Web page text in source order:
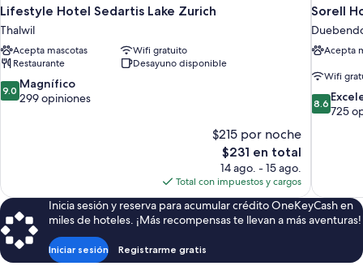
Lifestyle Hotel Sedartis Lake Zurich
Thalwil
Acepta mascotas
Wifi gratuito
Restaurante
Desayuno disponible
9.0
de
9.0 Magnífico
299 opiniones
$215 por noche
El
precio
actual
es
de
$231
$231 en total
14 ago. - 15 ago.
Total con impuestos y cargos
Sorell
Acepta
Wifi
8.6
de
8.6
725
Inicia sesión y reserva para acumular crédito OneKeyCash en
miles de hoteles. ¡Más recompensas te llevan a más aventuras!
Iniciar sesión Registrarme gratis